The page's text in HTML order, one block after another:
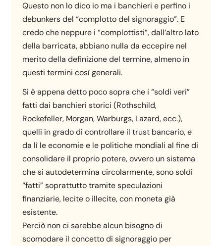
Questo non lo dico io ma i banchieri e perfino i
debunkers del “complotto del signoraggio”. E
credo che neppure i “complottisti”, dall’altro lato
della barricata, abbiano nulla da eccepire nel
merito della definizione del termine, almeno in
questi termini così generali.
Si è appena detto poco sopra che i “soldi veri”
fatti dai banchieri storici (Rothschild,
Rockefeller, Morgan, Warburgs, Lazard, ecc.),
quelli in grado di controllare il trust bancario, e
da lì le economie e le politiche mondiali al fine di
consolidare il proprio potere, ovvero un sistema
che si autodetermina circolarmente, sono soldi
“fatti” soprattutto tramite speculazioni
finanziarie, lecite o illecite, con moneta già
esistente.
Perciò non ci sarebbe alcun bisogno di
scomodare il concetto di signoraggio per